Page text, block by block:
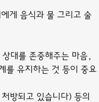
게 음식과 물 그리고 술
대를 존중해주는 마음,
를 유지하는 것 등이 중요
방되고 있습니다) 등의